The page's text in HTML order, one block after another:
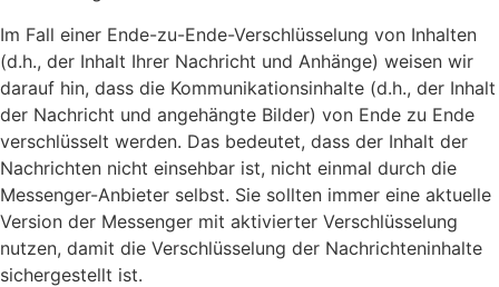
Im Fall einer Ende-zu-Ende-Verschlüsselung von Inhalten
(d.h., der Inhalt Ihrer Nachricht und Anhänge) weisen wir
darauf hin, dass die Kommunikationsinhalte (d.h., der Inhalt
der Nachricht und angehängte Bilder) von Ende zu Ende
verschlüsselt werden. Das bedeutet, dass der Inhalt der
Nachrichten nicht einsehbar ist, nicht einmal durch die
Messenger-Anbieter selbst. Sie sollten immer eine aktuelle
Version der Messenger mit aktivierter Verschlüsselung
nutzen, damit die Verschlüsselung der Nachrichteninhalte
sichergestellt ist.